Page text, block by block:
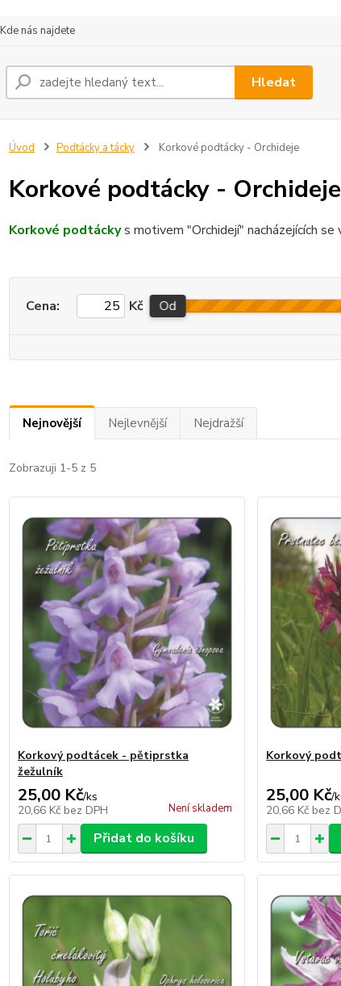
Kde nás najdete
Hledat
Úvod Podtácky a tácky Korkové podtácky - Orchideje
Korkové podtácky - Orchideje
Korkové podtáckys motivem "Orchidejí" nacházejících
Cena: Kč Od
Nejnovější Nejlevnější Nejdražší
Zobrazuji 1-5 z 5
Korkový podtácek - pětiprstka
žežulník
25,00 Kč/ks
20,66 Kč bez DPH Není skladem
Přidat do košíku
Korkový
25,00 Kč/
20,66 Kč bez